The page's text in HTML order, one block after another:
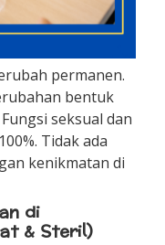
permanen.
bentuk
seksual dan
Tidak ada
kenikmatan di
di
& Steril)